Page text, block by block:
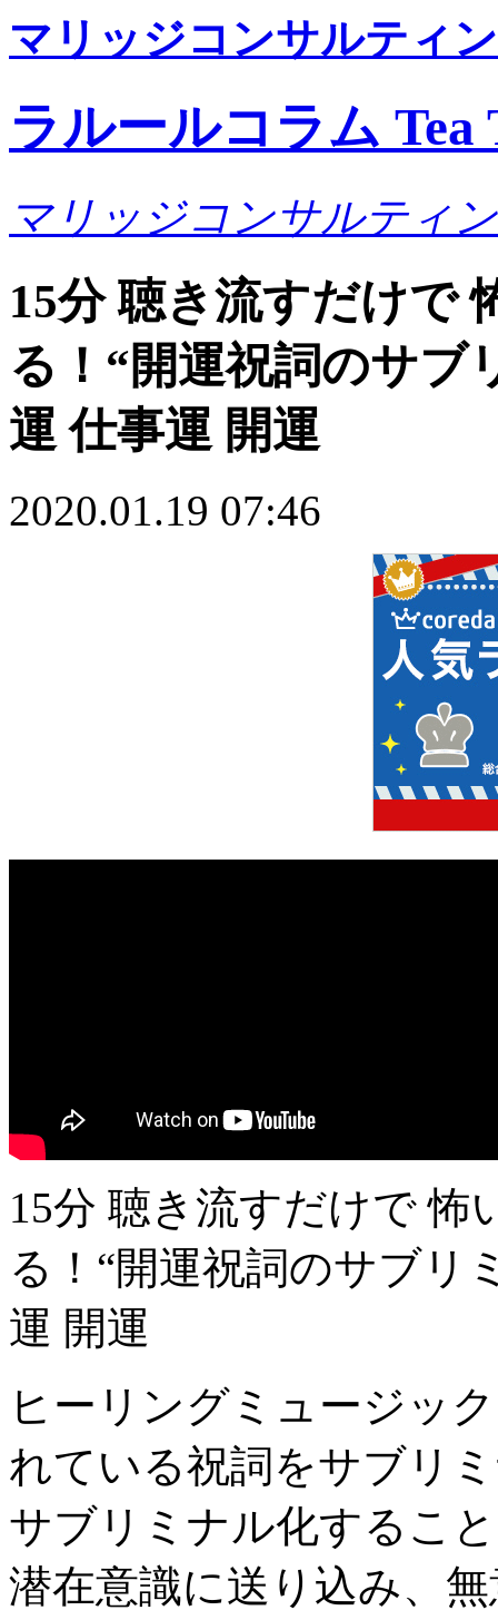
マリッジコンサルティ
ラルールコラム Tea
マリッジコンサルティ
15分 聴き流すだけで
る！“開運祝詞のサブ
運 仕事運 開運
2020.01.19 07:46
15分 聴き流すだけで
る！“開運祝詞のサブリ
運 開運
ヒーリングミュージッ
れている祝詞をサブリ
サブリミナル化するこ
潜在意識に送り込み、